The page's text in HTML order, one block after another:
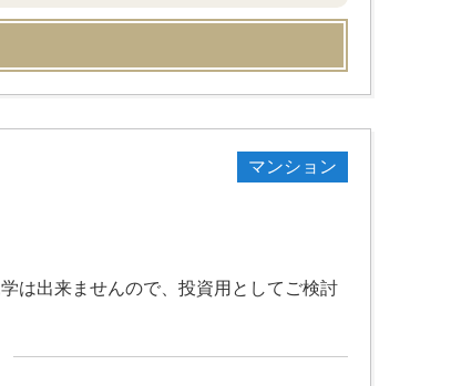
マンション
出来ませんので、投資用としてご検討